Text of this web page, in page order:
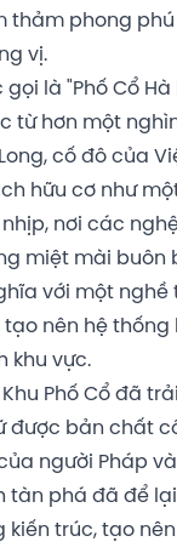
thảm phong
vị.
gọi là "Phố Cổ
từ hơn một
cố đô của
hữu cơ như
nơi các
miệt mài buôn
với một nghề
nên hệ thống
khu vực.
Phố Cổ đã
được bản chất
người Pháp
tàn phá đã để
​​trúc, tạo